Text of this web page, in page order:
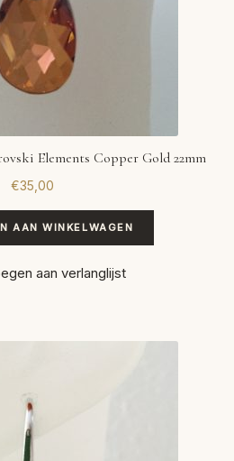
Elements Copper Gold 22mm
€35,00
AAN WINKELWAGEN
aan verlanglijst